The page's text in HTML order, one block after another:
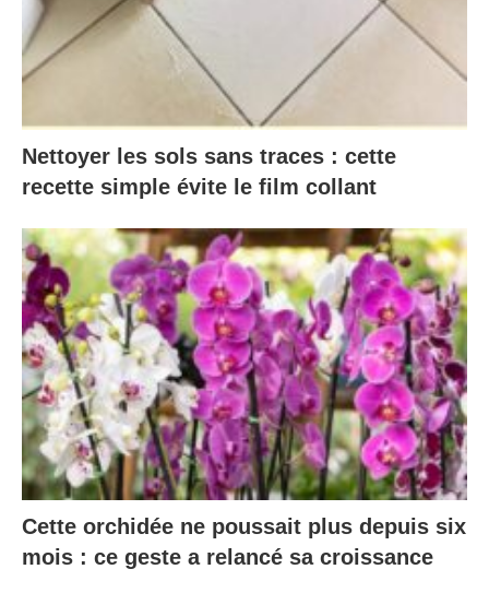
Nettoyer les sols sans traces : cette
recette simple évite le film collant
Cette orchidée ne poussait plus depuis six
mois : ce geste a relancé sa croissance